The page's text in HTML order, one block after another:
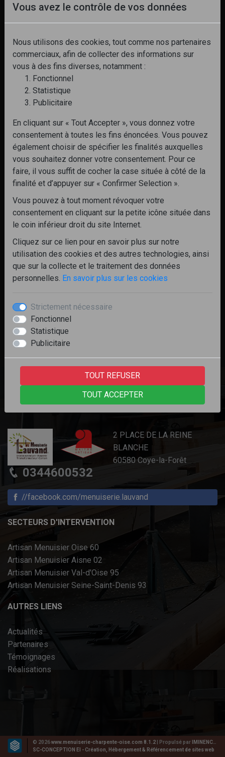
Vous avez le contrôle de vos données
Nous utilisons des cookies, tout comme nos partenaires
commerciaux, afin de collecter des informations sur
vous à des fins diverses, notamment :
Fonctionnel
Statistique
Publicitaire
En cliquant sur « Tout Accepter », vous donnez votre
consentement à toutes les fins énoncées. Vous pouvez
également choisir de spécifier les finalités auxquelles
vous souhaitez donner votre consentement. Pour ce
faire, il vous suffit de cocher la case située à côté de la
finalité et d’appuyer sur « Confirmer Selection ».
Vous pouvez à tout moment révoquer votre
consentement en cliquant sur la petite icône située dans
le coin inférieur droit du site Internet.
Cliquez sur ce lien pour en savoir plus sur notre
utilisation des cookies et des autres technologies, ainsi
que sur la collecte et le traitement des données
personnelles. En savoir plus sur les cookies
Strictement nécessaire
Fonctionnel
Statistique
Publicitaire
TOUT REFUSER
TOUT ACCEPTER
« 1 2 »
2 PLACE DE LA REINE
BLANCHE
60580 Coye-la-Forêt
0344600532
//facebook.com/menuiserie.lauvand
SECTEURS D'INTERVENTION
Artisan Menuisier Oise 60
Artisan Menuisier Aisne 02
Artisan Menuisier Val-d'Oise 95
Artisan Menuisier Seine-Saint-Denis 93
AUTRES LIENS
Actualités
Partenaires
Témoignages
Réalisations
© 2026www.menuiserie-charpente-oise.com 8.1.2 | Propulsé par
IMINENCE 5.1.2
SC-CONCEPTION EI - Création, Hébergement & Référencement de sites web